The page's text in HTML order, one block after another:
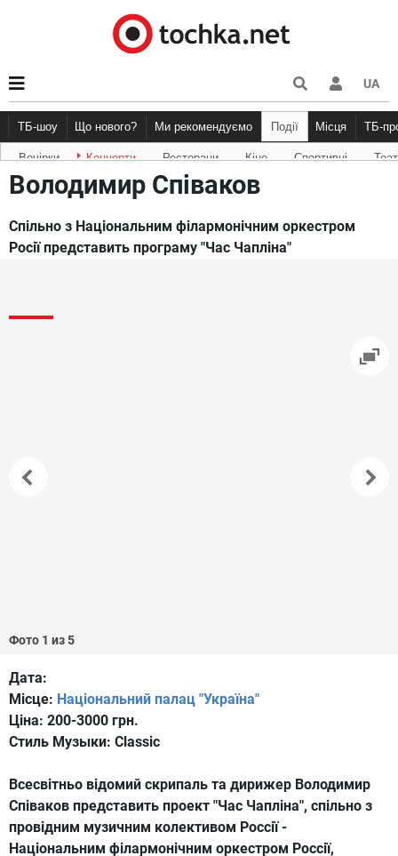
UA
ТБ-шоу Що нового?
Новини афіші Рецензії Куди піти Точка
Ми рекомендуємо Події Місця ТБ-
Вечірки Концерти Ресторани Кіно Спортивні
Володимир Співаков
Спільно з Національним філармонічним оркестром
Росії представить програму "Час Чапліна"
Фото 1 из 5
Дата:
Місце: Національний палац "Україна"
Ціна: 200-3000 грн.
Стиль Музыки: Classic
Всесвітньо відомий скрипаль та дирижер Володимир
Співаков представить проект "Час Чапліна", спільно з
провідним музичним колективом Россії -
Національним філармонічним оркестром Россії,